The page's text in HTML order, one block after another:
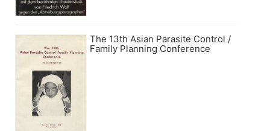
The 13th Asian Parasite Control /
Family Planning Conference